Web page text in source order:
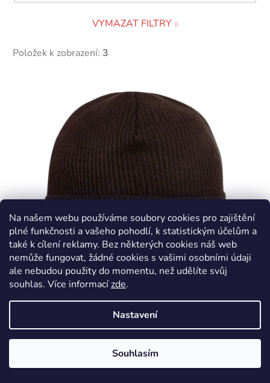
Na našem webu používáme soubory cookies pro zajištění
plné funkčnosti a vašeho pohodlí, k statistickým účelům a
také k cílení reklamy. Bez některých cookies náš web
nemůže fungovat, žádné cookies s vašimi osobními údaji
ale nebudou použity do momentu, než udělíte svůj
souhlas. Více informacízde.
Nastavení
Souhlasím
VYMAZAT FILTRY
Položek k zobrazení: 3
o
d
u
k
t
ů
Čepice Rayon Rib - černá, Dráče
290 Kč